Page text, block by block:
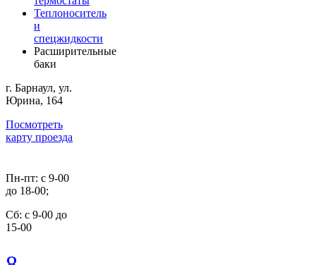
Теплоноситель
и
спецжидкости
Расширительные
баки
г. Барнаул, ул.
Юрина, 164
Посмотреть
карту проезда
Пн-пт: с 9-00
до 18-00;
Cб: с 9-00 до
15-00